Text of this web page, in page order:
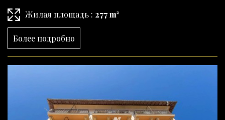
Жилая площадь : 277 m²
Более подробно